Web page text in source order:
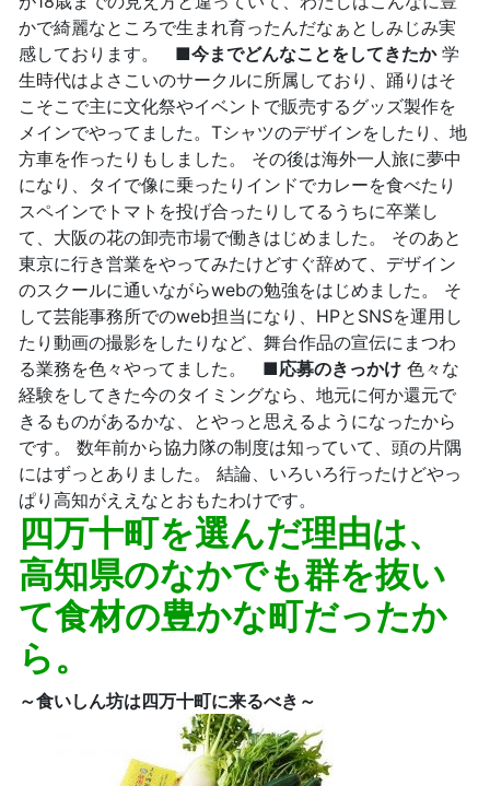
かで綺麗なところで生まれ育ったんだなぁとしみじみ実
感しております。 ■今までどんなことをしてきたか学
生時代はよさこいのサークルに所属しており、踊りはそ
こそこで主に文化祭やイベントで販売するグッズ製作を
メインでやってました。Tシャツのデザインをしたり、地
方車を作ったりもしました。 その後は海外一人旅に夢中
になり、タイで像に乗ったりインドでカレーを食べたり
スペインでトマトを投げ合ったりしてるうちに卒業し
て、大阪の花の卸売市場で働きはじめました。 そのあと
東京に行き営業をやってみたけどすぐ辞めて、デザイン
のスクールに通いながらwebの勉強をはじめました。 そ
して芸能事務所でのweb担当になり、HPとSNSを運用し
たり動画の撮影をしたりなど、舞台作品の宣伝にまつわ
る業務を色々やってました。 ■応募のきっかけ 色々な
経験をしてきた今のタイミングなら、地元に何か還元で
きるものがあるかな、とやっと思えるようになったから
です。 数年前から協力隊の制度は知っていて、頭の片隅
にはずっとありました。 結論、いろいろ行ったけどやっ
ぱり高知がええなとおもたわけです。
四万十町を選んだ理由は、
高知県のなかでも群を抜い
て食材の豊かな町だったか
ら。
～食いしん坊は四万十町に来るべき～